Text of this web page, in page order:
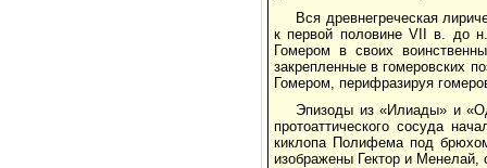
Вся древнегреческая
к первой половине VII в. до
Гомером в своих
закрепленные в гомеровских
Гомером, перифразируя
Эпизоды из «Илиады» и
протоаттического сосуда
киклопа Полифема под
изображены Гектор и